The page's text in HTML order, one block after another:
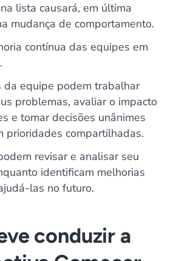
lista causará, em última
mudança de comportamento.
contínua das equipes em
da equipe podem trabalhar
problemas, avaliar o impacto
e tomar decisões unânimes
prioridades compartilhadas.
revisar e analisar seu
identificam melhorias
las no futuro.
conduzir a